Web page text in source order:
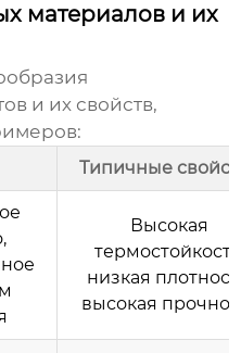
материалов и их
и их свойств,
Типичные
Высокая
низкая
высокая